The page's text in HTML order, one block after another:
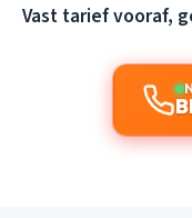
Vast tarief vooraf,